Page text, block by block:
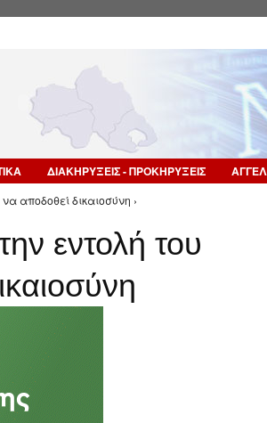
ΔΙΑΚΗΡΥΞΕΙΣ - ΠΡΟΚΗΡΥΞΕΙΣ
αποδοθεί δικαιοσύνη ›
εντολή του